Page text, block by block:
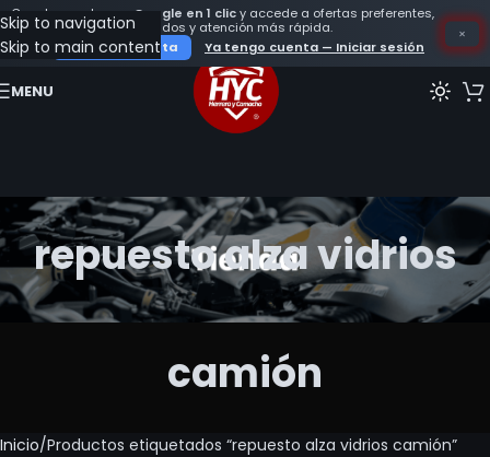
Crea tu cuenta con Google en 1 clicy accede a ofertas preferentes,
seguimiento de tus pedidos y atención más rápida.
Crear mi cuenta
Ya tengo cuenta — Iniciar sesión
×
Skip to navigation
Skip to main content
MENU
repuesto alza vidrios
camión
Inicio Productos etiquetados “repuesto alza vidrios camión”